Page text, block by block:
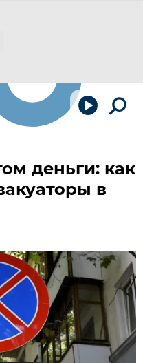
деньги: как
в